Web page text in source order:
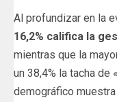
Al profundizar en la
16,2% califica la
mientras que la
un 38,4% la tacha de
demográfico